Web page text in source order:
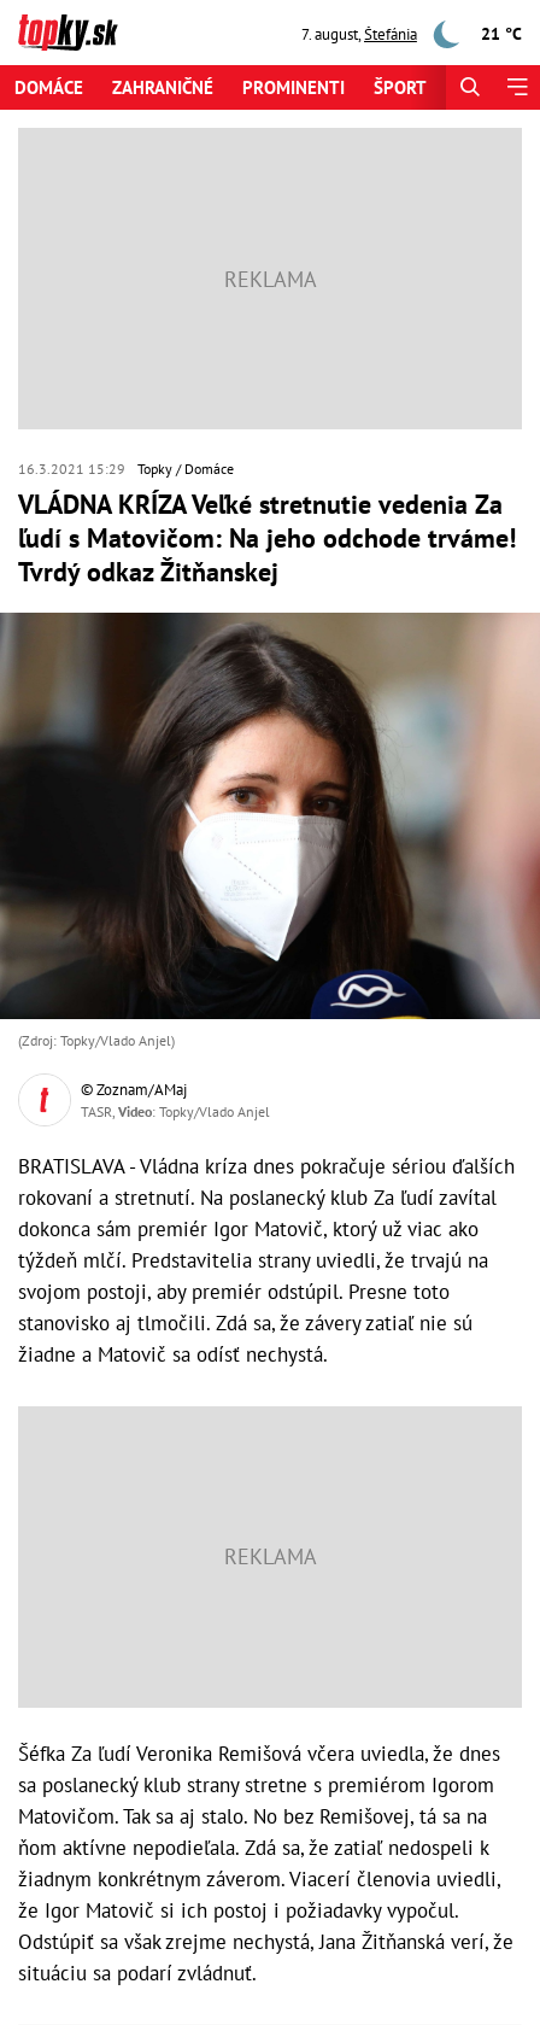
7. august,Štefánia 21 °C
DOMÁCE ZAHRANIČNÉ PROMINENTI ŠPORT
16.3.2021 15:29 Topky Domáce
VLÁDNA KRÍZA Veľké stretnutie vedenia Za
ľudí s Matovičom: Na jeho odchode trváme!
Tvrdý odkaz Žitňanskej
(Zdroj: Topky/Vlado Anjel)
© Zoznam/AMaj
TASR, Video: Topky/Vlado Anjel
BRATISLAVA - Vládna kríza dnes pokračuje sériou ďalších
rokovaní a stretnutí. Na poslanecký klub Za ľudí zavítal
dokonca sám premiér Igor Matovič, ktorý už viac ako
týždeň mlčí. Predstavitelia strany uviedli, že trvajú na
svojom postoji, aby premiér odstúpil. Presne toto
stanovisko aj tlmočili. Zdá sa, že závery zatiaľ nie sú
žiadne a Matovič sa odísť nechystá.
Šéfka Za ľudí Veronika Remišová včera uviedla, že dnes
sa poslanecký klub strany stretne s premiérom Igorom
Matovičom. Tak sa aj stalo. No bez Remišovej, tá sa na
ňom aktívne nepodieľala. Zdá sa, že zatiaľ nedospeli k
žiadnym konkrétnym záverom. Viacerí členovia uviedli,
že Igor Matovič si ich postoj i požiadavky vypočul.
Odstúpiť sa však zrejme nechystá, Jana Žitňanská verí, že
situáciu sa podarí zvládnuť.